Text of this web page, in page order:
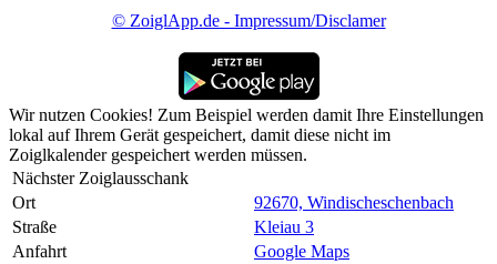
© ZoiglApp.de - Impressum/Disclamer
Wir nutzen Cookies! Zum Beispiel werden damit Ihre Einstellungen
lokal auf Ihrem Gerät gespeichert, damit diese nicht im
Zoiglkalender gespeichert werden müssen.
Nächster Zoiglausschank
Ort
92670, Windischeschenbach
Straße
Kleiau 3
Anfahrt
Google Maps